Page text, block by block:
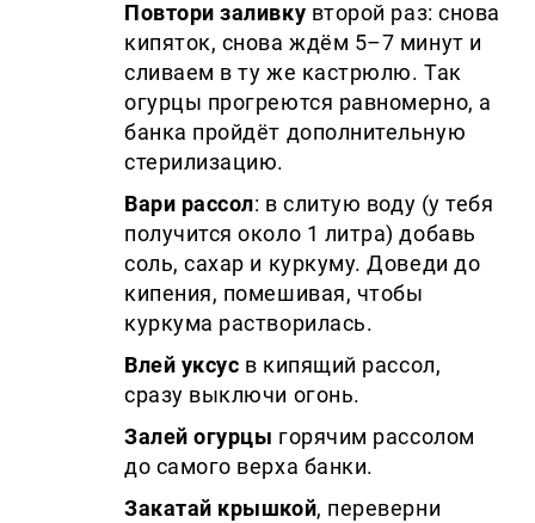
Повтори заливку второй раз: снова
кипяток, снова ждём 5–7 минут и
сливаем в ту же кастрюлю. Так
огурцы прогреются равномерно, а
банка пройдёт дополнительную
стерилизацию.
Вари рассол: в слитую воду (у тебя
получится около 1 литра) добавь
соль, сахар и куркуму. Доведи до
кипения, помешивая, чтобы
куркума растворилась.
Влей уксус в кипящий рассол,
сразу выключи огонь.
Залей огурцы горячим рассолом
до самого верха банки.
Закатай крышкой, переверни